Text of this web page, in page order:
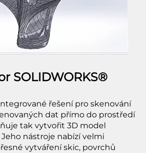
SOLIDWORKS®
řešení pro skenování
dat přímo do prostředí
tak vytvořit 3D model
nástroje nabízí velmi
vytváření skic, povrchů